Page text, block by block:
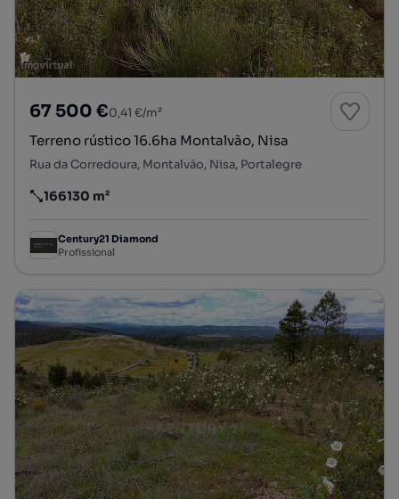
67 500 €0,41 €/m²
Terreno rústico 16.6ha Montalvão, Nisa
Rua da Corredoura, Montalvão, Nisa, Portalegre
Preço por metro quadrado
166130 m²
Century21 Diamond
Profissional